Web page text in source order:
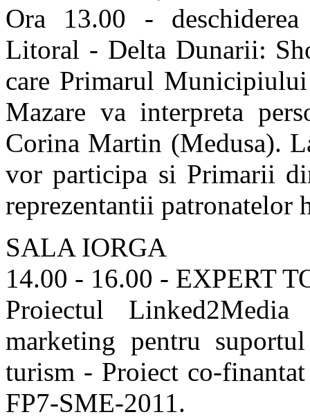
Ora 13.00 -
Litoral - Delta Dunarii:
care Primarul
Mazare va interpreta
Corina Martin (Medusa).
vor participa si Primarii
reprezentantii patronatelor
SALA IORGA
14.00 - 16.00 - EXPERT
Proiectul
marketing pentru
turism - Proiect co-
FP7-SME-2011.